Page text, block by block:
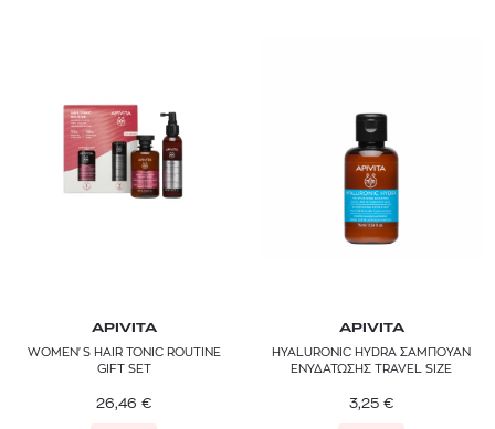
APIVITA
WOMEN'S HAIR TONIC ROUTINE
GIFT SET
26,46 €
APIVITA
HYALURONIC HYDRA ΣΑΜΠΟΥΑΝ
ΕΝΥΔΑΤΩΣΗΣ TRAVEL SIZE
3,25 €